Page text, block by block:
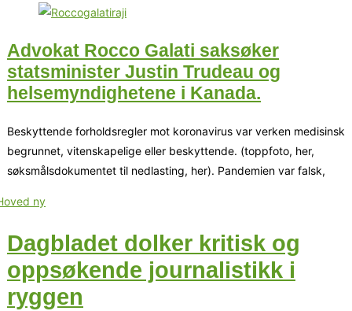
Advokat Rocco Galati saksøker
statsminister Justin Trudeau og
helsemyndighetene i Kanada.
Beskyttende forholdsregler mot koronavirus var verken medisinsk
begrunnet, vitenskapelige eller beskyttende. (toppfoto, her,
søksmålsdokumentet til nedlasting, her). Pandemien var falsk,
Dagbladet dolker kritisk og
oppsøkende journalistikk i
ryggen